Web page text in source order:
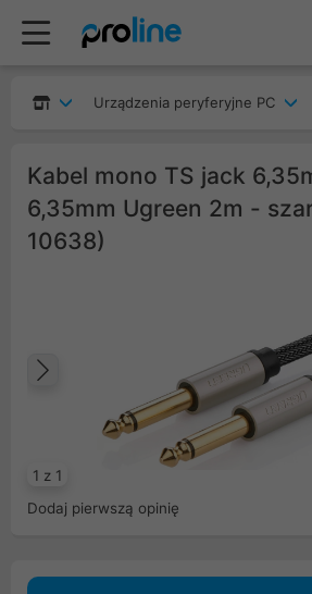
Urządzenia peryferyjne PC
Kabel mono TS jack
6,35mm Ugreen 2m -
10638)
1 z 1
Poprzedni
Dodaj pierwszą opinię